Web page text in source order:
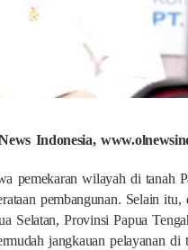
Indonesia,
pemekaran wilayah di tanah
pembangunan. Selain itu,
Selatan, Provinsi Papua
jangkauan pelayanan di